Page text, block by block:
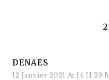
DENAES
12 Janvier 2021 At 14 H 29